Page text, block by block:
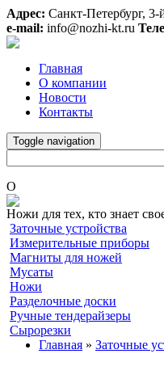
Адрес: Санкт-Петербург,
e-mail: info@nozhi-kt.ru
Главная
О компании
Новости
Контакты
Toggle navigation
O
Ножи для тех, кто знает
Заточные устройства
Измерительные приборы
Магниты для ножей
Мусаты
Ножи
Разделочные доски
Ручные тендерайзеры
Сырорезки
Главная » Заточные